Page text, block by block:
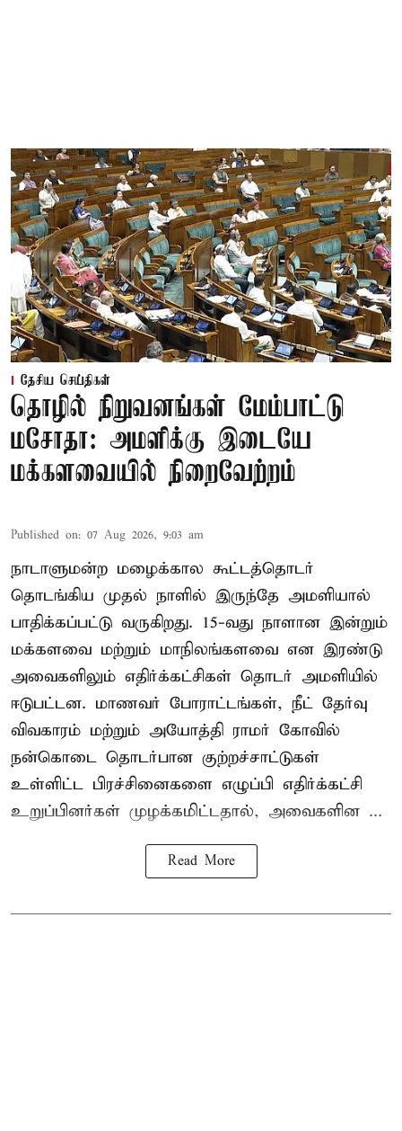
தேசிய செய்திகள்
தொழில் நிறுவனங்கள் மேம்பாட்டு
மசோதா: அமளிக்கு இடையே
மக்களவையில் நிறைவேற்றம்
Published on: 07 Aug 2026, 9:03 am
நாடாளுமன்ற மழைக்கால கூட்டத்தொடர்
தொடங்கிய முதல் நாளில் இருந்தே அமளியால்
பாதிக்கப்பட்டு வருகிறது. 15-வது நாளான இன்றும்
மக்களவை மற்றும் மாநிலங்களவை என இரண்டு
அவைகளிலும் எதிர்க்கட்சிகள் தொடர் அமளியில்
ஈடுபட்டன. மாணவர் போராட்டங்கள், நீட் தேர்வு
விவகாரம் மற்றும் அயோத்தி ராமர் கோவில்
நன்கொடை தொடர்பான குற்றச்சாட்டுகள்
உள்ளிட்ட பிரச்சினைகளை எழுப்பி எதிர்க்கட்சி
உறுப்பினர்கள் முழக்கமிட்டதால், அவைகளின ...
Read More